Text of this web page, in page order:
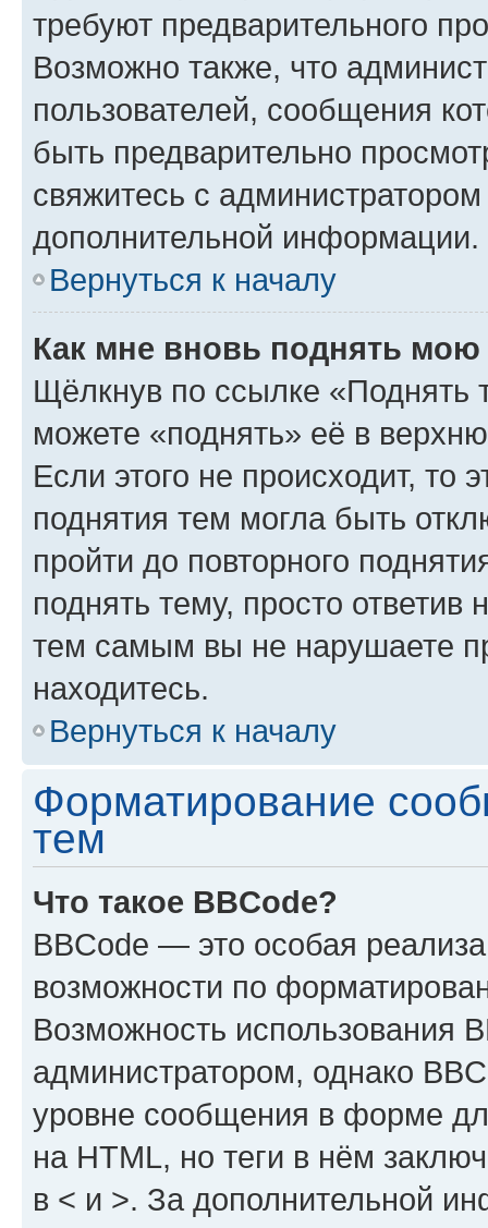
требуют предварительного
Возможно также, что
пользователей, сообщения
быть предварительно
свяжитесь с
дополнительной информации.
Вернуться к началу
Как мне вновь поднять мою
Щёлкнув по ссылке «Поднять
можете «поднять» её в
Если этого не происходит, то
поднятия тем могла быть
пройти до повторного
поднять тему, просто ответив
тем самым вы не нарушаете
находитесь.
Вернуться к началу
Форматирование
тем
Что такое BBCode?
BBCode — это особая
возможности по
Возможность использования
администратором, однако
уровне сообщения в форме
на HTML, но теги в нём
в < и >. За дополнительной